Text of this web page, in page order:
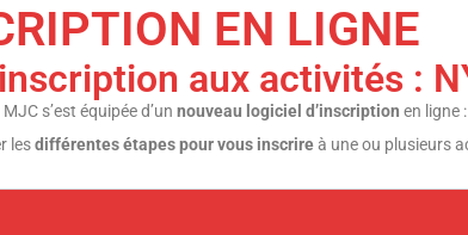
EN LIGNE
aux activités :
s’est équipée d’un nouveau logiciel d’inscription en ligne :
lesdifférentes étapes pour vous inscrireà une ou plusieurs